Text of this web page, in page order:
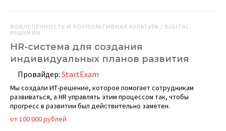
ВОВЛЕЧЕННОСТЬ И КОРПОРАТИВНАЯ КУЛЬТУРА / DIGITAL-
РЕШЕНИЯ
HR-система для создания
индивидуальных планов развития
Провайдер: StartExam
Мы создали ИТ-решение, которое помогает сотрудникам
развиваться, а HR управлять этим процессом так, чтобы
прогресс в развитии был действительно заметен.
от 100 000 рублей